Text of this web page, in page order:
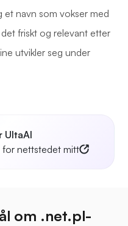
et navn som vokser med
friskt og relevant etter
utvikler seg under
UltaAI
nettstedet mitt
om .net.pl-